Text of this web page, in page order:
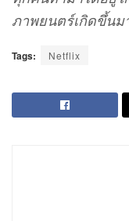
ภาพยนตร์เกิดขึ้นม
Tags: Netflix